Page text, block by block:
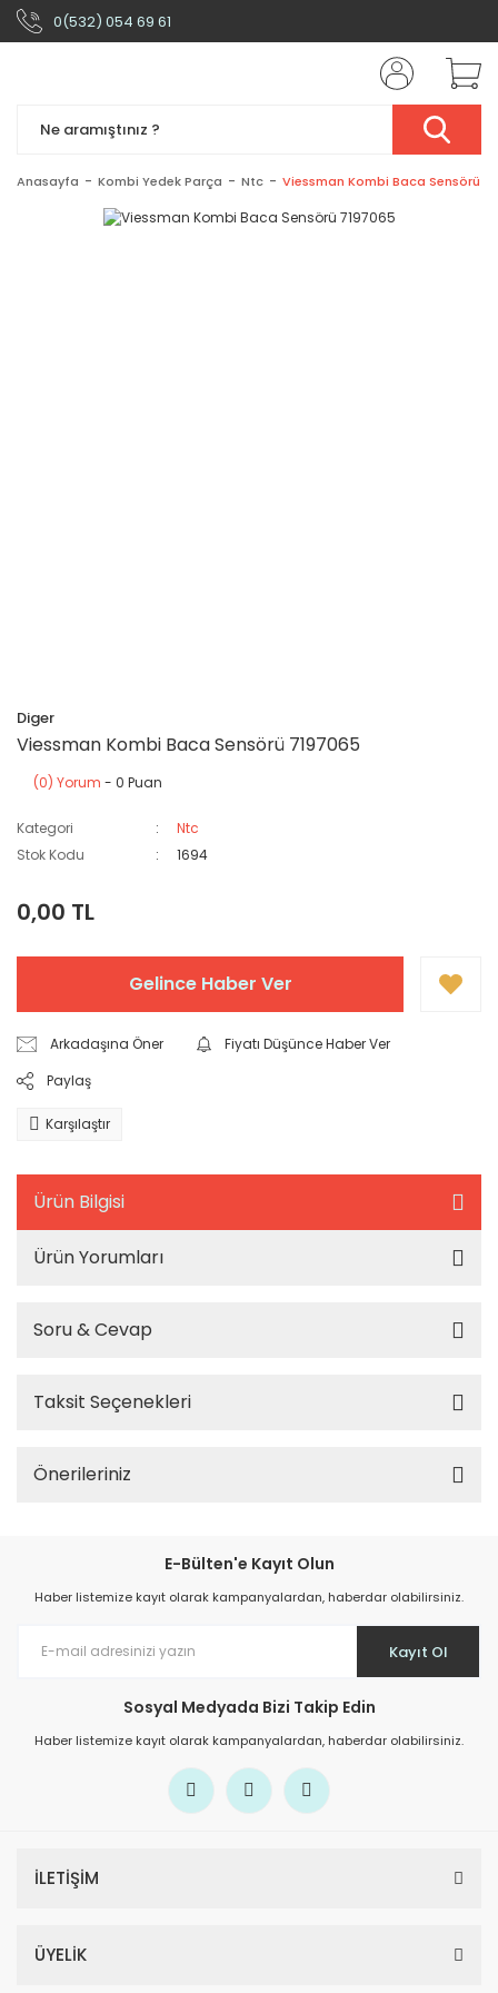
0(532) 054 69 61
Anasayfa Kombi Yedek Parça Ntc Viessman Kombi Baca Sensörü
Diger
Viessman Kombi Baca Sensörü 7197065
(0) Yorum - 0 Puan
Kategori
Ntc
Stok Kodu
1694
0,00 TL
Gelince Haber Ver
Arkadaşına Öner
Fiyatı Düşünce Haber Ver
Paylaş
Karşılaştır
Ürün Bilgisi
Ürün Yorumları
Soru & Cevap
Taksit Seçenekleri
Önerileriniz
E-Bülten'e Kayıt Olun
Haber listemize kayıt olarak kampanyalardan, haberdar olabilirsiniz.
Kayıt Ol
Sosyal Medyada Bizi Takip Edin
Haber listemize kayıt olarak kampanyalardan, haberdar olabilirsiniz.
İLETİŞİM
ÜYELİK